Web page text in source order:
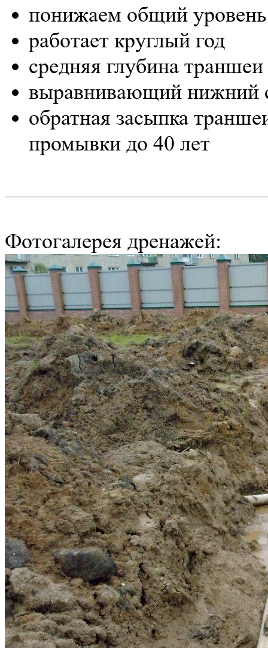
понижаем общий уровень
работает круглый год
средняя глубина
выравнивающий нижний
обратная засыпка
промывки до 40 лет
Фотогалерея дренажей: